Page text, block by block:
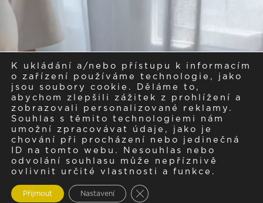
K ukládání a/nebo přístupu k informacím
o zařízení používáme technologie, jako
jsou soubory cookie. Děláme to,
abychom zlepšili zážitek z prohlížení a
zobrazovali personalizované reklamy.
Souhlas s těmito technologiemi nám
umožní zpracovávat údaje, jako je
chování při procházení nebo jedinečná
ID na tomto webu. Nesouhlas nebo
odvolání souhlasu může nepříznivě
ovlivnit určité vlastnosti a funkce.
Přijmout Nastavení Zavřít cookie lištu GDPR